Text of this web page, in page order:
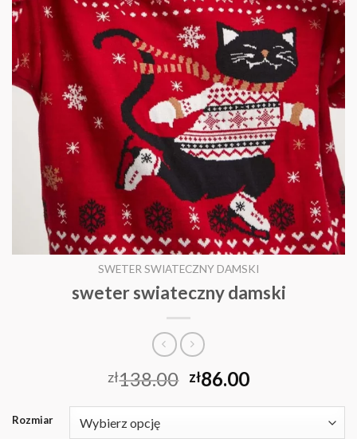
SWETER SWIATECZNY DAMSKI
sweter swiateczny damski
zł138.00 zł86.00
Rozmiar